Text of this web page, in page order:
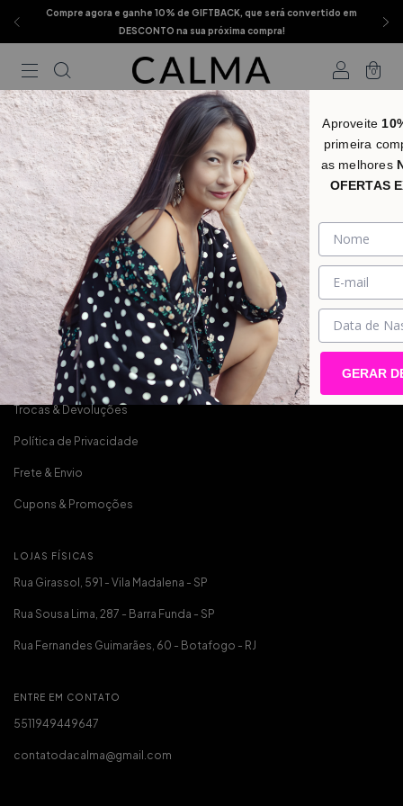
Compre agora e ganhe 10% de GIFTBACK, que será convertido em
DESCONTO na sua próxima compra!
0
Início . Estampas . Arpoador
Arpoador
Não temos resultados para sua pesquisa. Por favor, tente
com outros filtros.
DEPARTAMENTOS
Quem Somos
Trocas & Devoluções
Política de Privacidade
Frete & Envio
Cupons & Promoções
LOJAS FÍSICAS
Rua Girassol, 591 - Vila Madalena - SP
Rua Sousa Lima, 287 - Barra Funda - SP
Rua Fernandes Guimarães, 60 - Botafogo - RJ
ENTRE EM CONTATO
5511949449647
contatodacalma@gmail.com
Aproveite
primeira
as melhores
OFERTAS
GERAR